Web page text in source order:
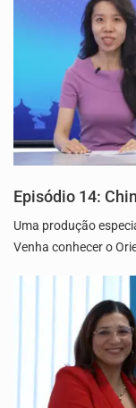
Episódio 14:
Uma produção
Venha conhecer o